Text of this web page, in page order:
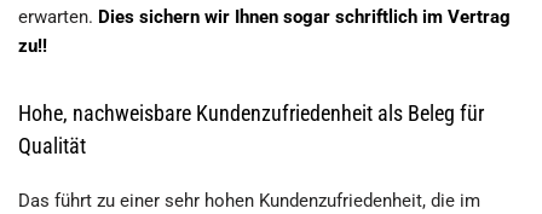
erwarten. Dies sichern wir Ihnen sogar schriftlich im Vertrag
zu!!
Hohe, nachweisbare Kundenzufriedenheit als Beleg für
Qualität
Das führt zu einer sehr hohen Kundenzufriedenheit, die im